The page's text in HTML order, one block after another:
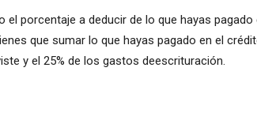
el porcentaje a deducir de lo que hayas
que sumar lo que hayas pagado en el
y el 25% de los gastos deescrituración.